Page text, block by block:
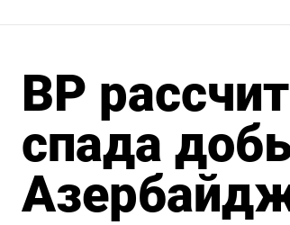
ВР
спада